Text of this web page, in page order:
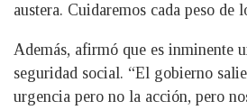
austera. Cuidaremos cada peso de
Además, afirmó que es inminente
seguridad social. “El gobierno
urgencia pero no la acción, pero